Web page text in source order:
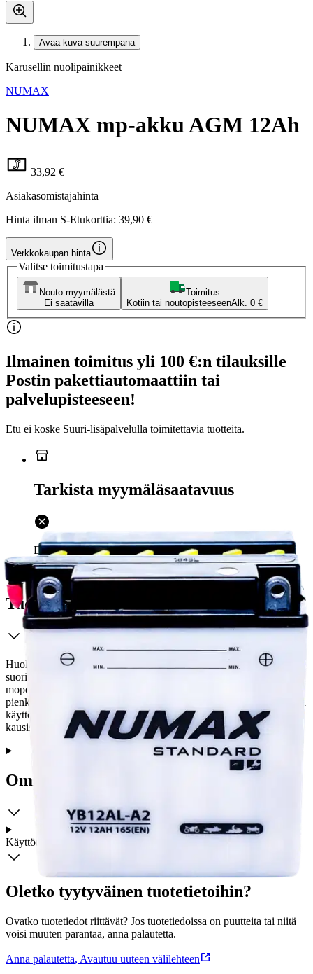
Avaa kuva suurempana
Karusellin nuolipainikkeet
NUMAX
NUMAX mp-akku AGM 12Ah
33,92 €
Asiakasomistajahinta
Hinta ilman S-Etukorttia: 39,90 €
Verkkokaupan hinta
Valitse toimitustapa
Nouto myymälästä
Ei saatavilla
Toimitus
Kotiin tai noutopisteeseenAlk. 0 €
Ilmainen toimitus yli 100 €:n tilauksille
Postin pakettiautomaattiin tai
palvelupisteeseen!
Etu ei koske Suuri‑lisäpalvelulla toimitettavia tuotteita.
Tarkista myymäläsaatavuus
Ei saatavilla
Tuotekuvaus
Huoltovapaa Numax AGM moottoripyöräakku tarjoaa
suorituskykyä edulliseen hintaan. Akut sopivat moottoripyöriin,
mopoihin, moottorikelkkoihin, mönkijöihin ja erilaisiin
pienkoneisiin. Akku on ladattava ennen käyttöönottoa ja suoritettava
käyttöönoton jälkeen ylläpitolatausta esim. varastoinnin tai
kausisäilytyksen aikana.
Ominaisuudet
Käyttöturvallisuus
Oletko tyytyväinen tuotetietoihin?
Ovatko tuotetiedot riittävät? Jos tuotetiedoissa on puutteita tai niitä
voisi muuten parantaa, anna palautetta.
Anna palautetta, Avautuu uuteen välilehteen